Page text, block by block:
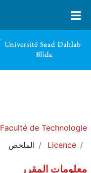
Faculté de Technologie
Licence
الملخص
معلومات المقرر